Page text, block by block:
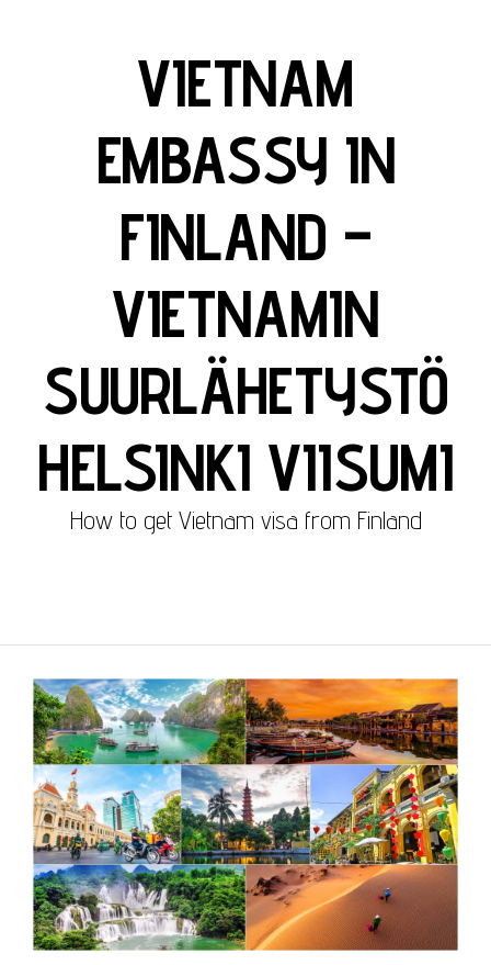
VIETNAM
EMBASSY IN
FINLAND –
VIETNAMIN
SUURLÄHETYSTÖ
HELSINKI VIISUMI
How to get Vietnam visa from Finland